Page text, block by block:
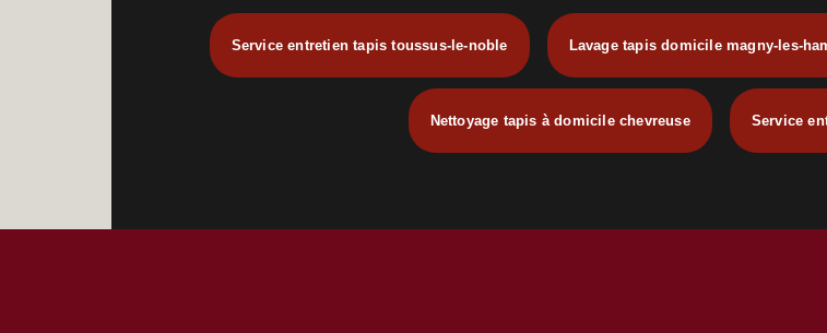
Service entretien tapis toussus-le-noble Lavage tapis domicile magny-les-
Nettoyage tapis à domicile chevreuse Service